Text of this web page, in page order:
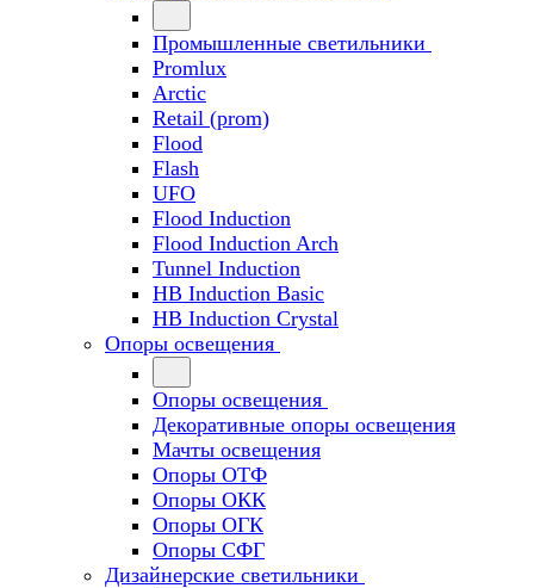
Промышленные светильники
Promlux
Arctic
Retail (prom)
Flood
Flash
UFO
Flood Induction
Flood Induction Arch
Tunnel Induction
HB Induction Basic
HB Induction Crystal
Опоры освещения
Опоры освещения
Декоративные опоры освещения
Мачты освещения
Опоры ОТФ
Опоры ОКК
Опоры ОГК
Опоры СФГ
Дизайнерские светильники